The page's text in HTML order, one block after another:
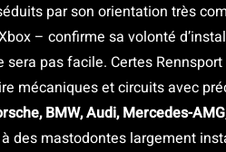
par son orientation très
– confirme sa volonté
pas facile. Certes
mécaniques et circuits avec
BMW, Audi, Mercedes-
des mastodontes largement